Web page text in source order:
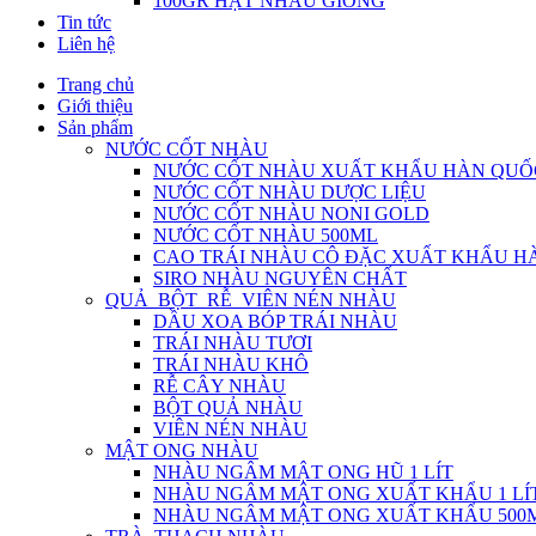
Tin tức
Liên hệ
Trang chủ
Giới thiệu
Sản phẩm
NƯỚC CỐT NHÀU
NƯỚC CỐT NHÀU XUẤT KHẨU HÀN
NƯỚC CỐT NHÀU DƯỢC LIỆU
NƯỚC CỐT NHÀU NONI GOLD
NƯỚC CỐT NHÀU 500ML
CAO TRÁI NHÀU CÔ ĐẶC XUẤT KHẨU
SIRO NHÀU NGUYÊN CHẤT
QUẢ_BỘT_RỄ_VIÊN NÉN NHÀU
DẦU XOA BÓP TRÁI NHÀU
TRÁI NHÀU TƯƠI
TRÁI NHÀU KHÔ
RỄ CÂY NHÀU
BỘT QUẢ NHÀU
VIÊN NÉN NHÀU
MẬT ONG NHÀU
NHÀU NGÂM MẬT ONG HŨ 1 LÍT
NHÀU NGÂM MẬT ONG XUẤT KHẨU 1
NHÀU NGÂM MẬT ONG XUẤT KHẨU